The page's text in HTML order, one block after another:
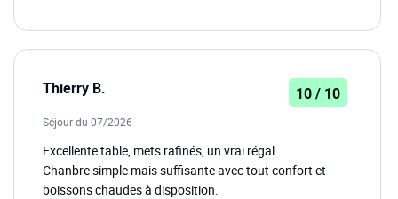
Thierry B. 10 / 10
Séjour du 07/2026
Excellente table, mets rafinés, un vrai régal.
Chanbre simple mais suffisante avec tout confort et
boissons chaudes à disposition.